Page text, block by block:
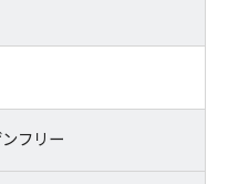
フリー